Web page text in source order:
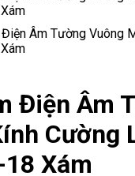
Điện Âm
Cường
Xám